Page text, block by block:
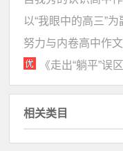
以“我眼中的高三”
努力与内卷高中作
相关类目